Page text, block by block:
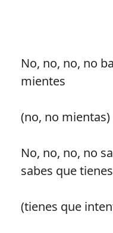
No, no, no, no
mientes
(no, no mientas)
No, no, no, no
sabes que
(tienes que